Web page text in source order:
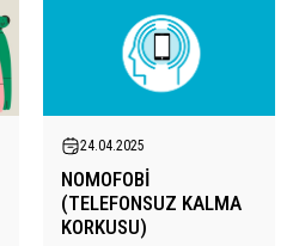
24.04.2025
NOMOFOBİ
(TELEFONSUZ KALMA
KORKUSU)